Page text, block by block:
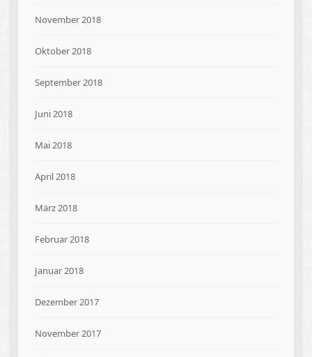
November 2018
Oktober 2018
September 2018
Juni 2018
Mai 2018
April 2018
März 2018
Februar 2018
Januar 2018
Dezember 2017
November 2017